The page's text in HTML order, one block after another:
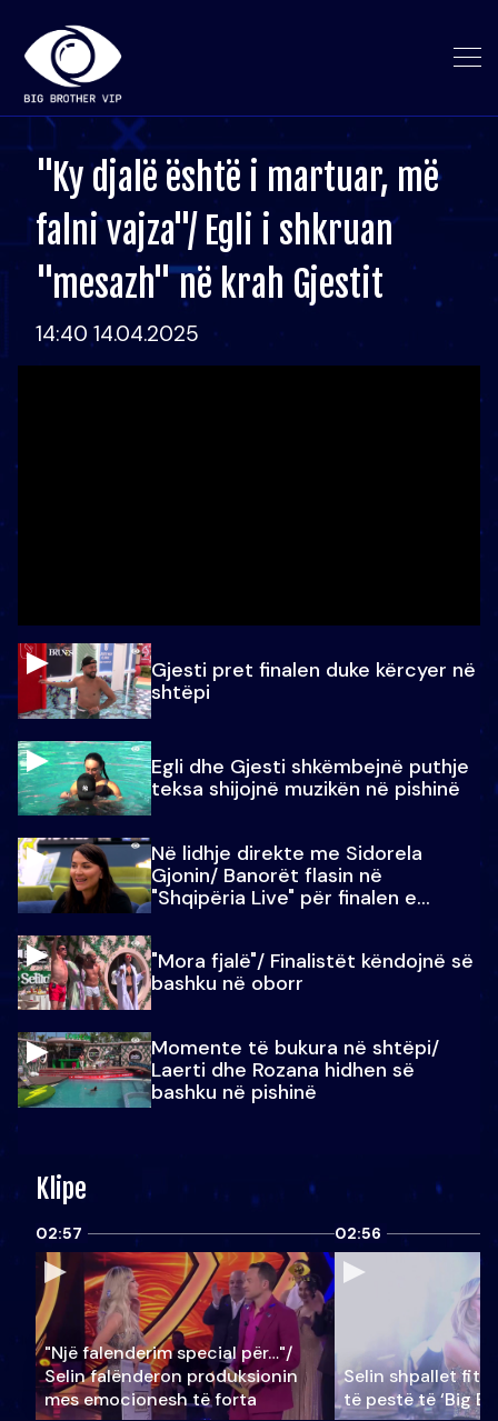
"Ky djalë është i martuar, më
falni vajza"/ Egli i shkruan
"mesazh" në krah Gjestit
14:40 14.04.2025
Gjesti pret finalen duke kërcyer në
shtëpi
Egli dhe Gjesti shkëmbejnë puthje
teksa shijojnë muzikën në pishinë
Në lidhje direkte me Sidorela
Gjonin/ Banorët flasin në
"Shqipëria Live" për finalen e
"Mora fjalë"/ Finalistët këndojnë së
bashku në oborr
Momente të bukura në shtëpi/
Laerti dhe Rozana hidhen së
bashku në pishinë
Klipe
02:57
"Një falenderim special për…"/
Selin falënderon produksionin
mes emocionesh të forta
02:56
Selin shpallet
të pestë të ‘Big